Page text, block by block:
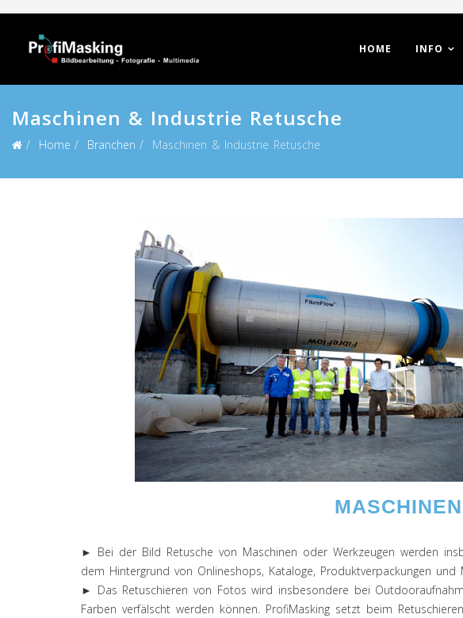
HOME INFO
Maschinen & Industrie Retusche
Home Branchen Maschinen & Industrie Retusche
► Bei der Bild Retusche von Maschinen oder Werkzeugen werden
dem Hintergrund von Onlineshops, Kataloge, Produktverpackungen
► Das Retuschieren von Fotos wird insbesondere bei
Farben verfälscht werden können. ProfiMasking setzt beim